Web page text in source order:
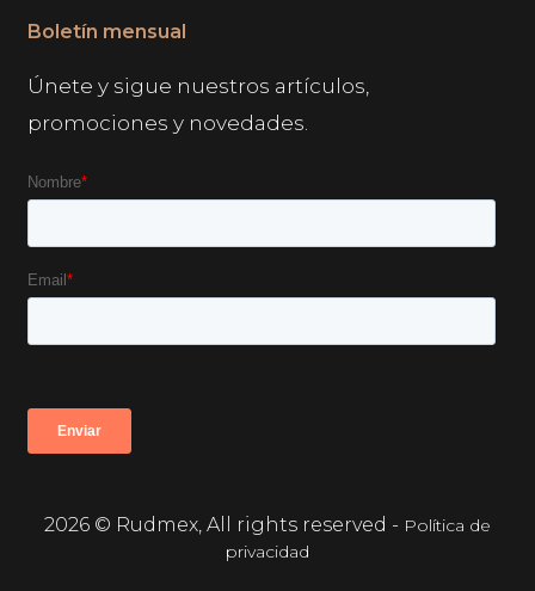
Boletín mensual
Únete y sigue nuestros artículos,
promociones y novedades.
2026 © Rudmex, All rights reserved - Política de
privacidad